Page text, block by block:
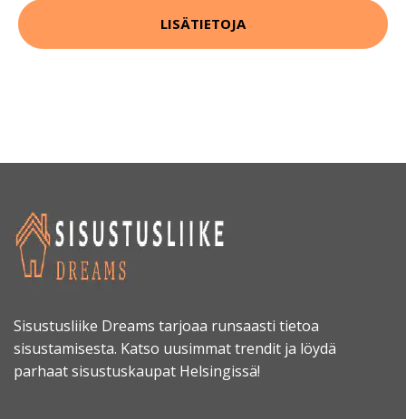
LISÄTIETOJA
Sisustusliike Dreams tarjoaa runsaasti tietoa
sisustamisesta. Katso uusimmat trendit ja löydä
parhaat sisustuskaupat Helsingissä!